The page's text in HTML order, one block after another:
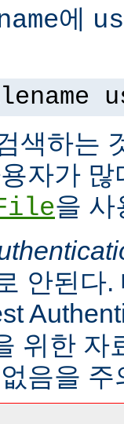
에
색하는
자가 많
을 사
안된다
위한 자
음을 주